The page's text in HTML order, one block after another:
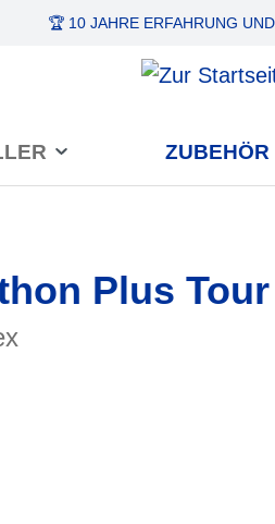
🏆 10 JAHRE ERFAHRUNG
ZUBEHÖR
Plus